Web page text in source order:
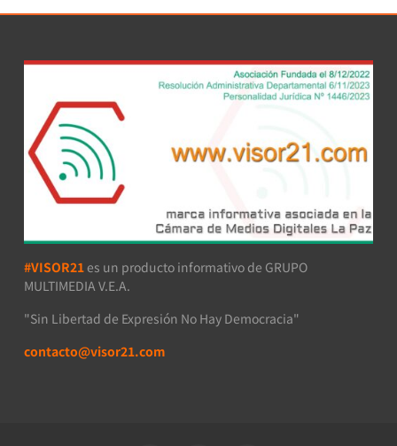
#VISOR21 es un producto informativo de GRUPO
MULTIMEDIA V.E.A.
"Sin Libertad de Expresión No Hay Democracia"
contacto@visor21.com